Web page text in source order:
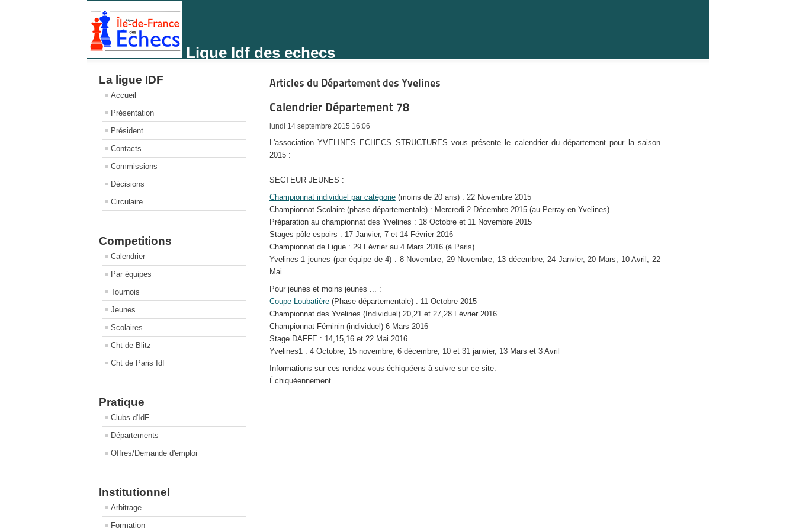
Ligue Idf des echecs
La ligue IDF
Accueil
Présentation
Président
Contacts
Commissions
Décisions
Circulaire
Competitions
Calendrier
Par équipes
Tournois
Jeunes
Scolaires
Cht de Blitz
Cht de Paris IdF
Pratique
Clubs d'IdF
Départements
Offres/Demande d'emploi
Institutionnel
Arbitrage
Formation
Articles du Département des Yvelines
Calendrier Département 78
lundi 14 septembre 2015 16:06
L'association YVELINES ECHECS STRUCTURES vous présente le calendrier du département pour la saison
2015 :
SECTEUR JEUNES :
Championnat individuel par catégorie(moins de 20 ans) : 22 Novembre 2015
Championnat Scolaire (phase départementale) : Mercredi 2 Décembre 2015 (au Perray en Yvelines)
Préparation au championnat des Yvelines : 18 Octobre et 11 Novembre 2015
Stages pôle espoirs : 17 Janvier, 7 et 14 Février 2016
Championnat de Ligue : 29 Février au 4 Mars 2016 (à Paris)
Yvelines 1 jeunes (par équipe de 4) : 8 Novembre, 29 Novembre, 13 décembre, 24 Janvier, 20 Mars, 10 Avril, 22
Mai.
Pour jeunes et moins jeunes ... :
Coupe Loubatière(Phase départementale) : 11 Octobre 2015
Championnat des Yvelines (Individuel) 20,21 et 27,28 Février 2016
Championnat Féminin (individuel) 6 Mars 2016
Stage DAFFE : 14,15,16 et 22 Mai 2016
Yvelines1 : 4 Octobre, 15 novembre, 6 décembre, 10 et 31 janvier, 13 Mars et 3 Avril
Informations sur ces rendez-vous échiquéens à suivre sur ce site.
Échiquéennement